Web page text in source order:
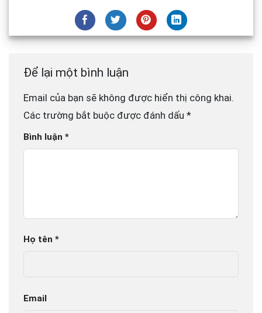
Để lại một bình luận
Email của bạn sẽ không được hiển thị công khai.
Các trường bắt buộc được đánh dấu *
Bình luận *
Họ tên *
Email